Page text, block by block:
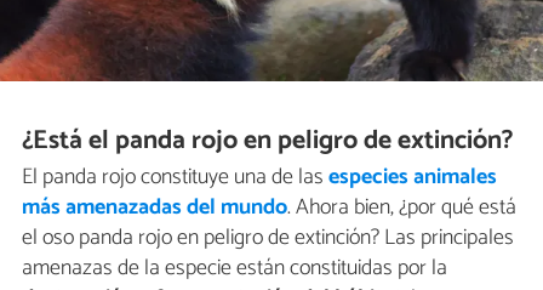
¿Está el panda rojo en peligro de extinción?
El panda rojo constituye una de lasespecies animales
más amenazadas del mundo. Ahora bien, ¿por qué está
el oso panda rojo en peligro de extinción? Las principales
amenazas de la especie están constituidas por la